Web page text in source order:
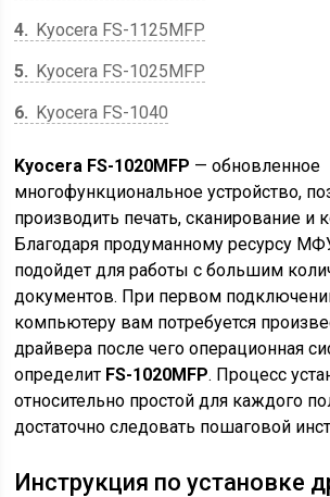
4
Kyocera FS-1125MFP
5
Kyocera FS-1025MFP
6
Kyocera FS-1040
Kyocera FS-1020MFP — обновленное
многофункциональное устройство,
производить печать, сканирование и
Благодаря продуманному ресурсу
подойдет для работы с большим
документов. При первом
компьютеру вам потребуется
драйвера после чего операционная
определит FS-1020MFP. Процесс
относительно простой для каждого
достаточно следовать пошаговой
Инструкция по установке